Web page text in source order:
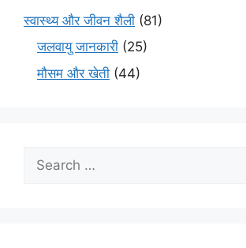
स्वास्थ्य और जीवन शैली (81)
जलवायु जानकारी (25)
मौसम और खेती (44)